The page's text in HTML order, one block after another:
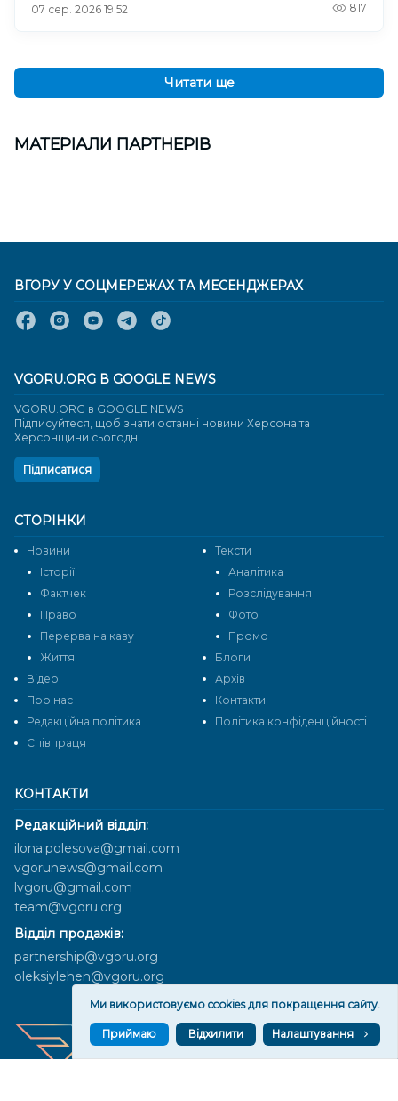
07 сер. 2026 19:52 817
Читати ще
МАТЕРІАЛИ ПАРТНЕРІВ
КОНТАКТИ
Редакційний відділ:
ilona.polesova@gmail.com
vgorunews@gmail.com
lvgoru@gmail.com
team@vgoru.org
Відділ продажів:
partnership@vgoru.org
oleksiylehen@vgoru.org
СТОРІНКИ
Новини
Тексти
Історії
Аналітика
Фактчек
Розслідування
Право
Фото
Перерва на каву
Промо
Життя
Блоги
Відео
Архів
Про нас
Контакти
Редакційна політика
Політика конфіденційності
Cпівпраця
ВГОРУ У СОЦМЕРЕЖАХ ТА МЕСЕНДЖЕРАХ
VGORU.ORG В GOOGLE NEWS
VGORU.ORG в GOOGLE NEWS
Підписуйтеся, щоб знати останні новини Херсона та
Херсонщини сьогодні
Підписатися
Ми використовуємо cookies для покращення сайту.
Приймаю Відхилити Налаштування